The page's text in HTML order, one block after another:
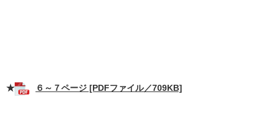
★ ６～７ページ [PDFファイル／709KB]